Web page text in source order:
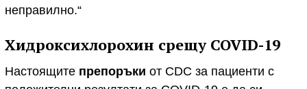
неправилно.“
Хидроксихлорохин срещу COVID-19
Настоящите препоръки от CDC за пациенти с